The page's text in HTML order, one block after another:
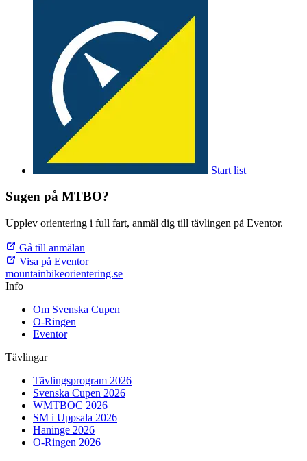
Start list
Sugen på MTBO?
Upplev orientering i full fart, anmäl dig till tävlingen på Eventor.
Gå till anmälan
Visa på Eventor
mountainbikeorientering.se
Info
Om Svenska Cupen
O-Ringen
Eventor
Tävlingar
Tävlingsprogram 2026
Svenska Cupen 2026
WMTBOC 2026
SM i Uppsala 2026
Haninge 2026
O-Ringen 2026